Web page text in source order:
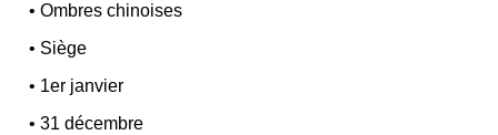
•Ombres chinoises
• Siège
• 1er janvier
•31 décembre